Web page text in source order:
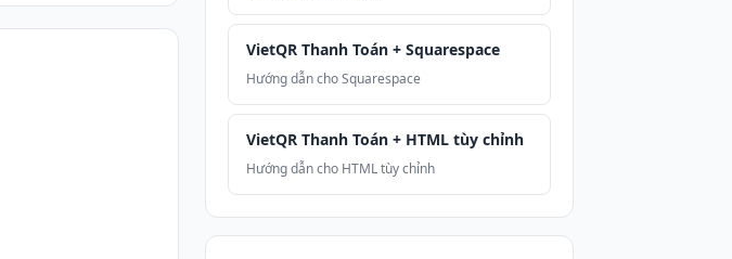
VietQR Thanh Toán + Squarespace
Hướng dẫn cho Squarespace
VietQR Thanh Toán + HTML tùy chỉnh
Hướng dẫn cho HTML tùy chỉnh